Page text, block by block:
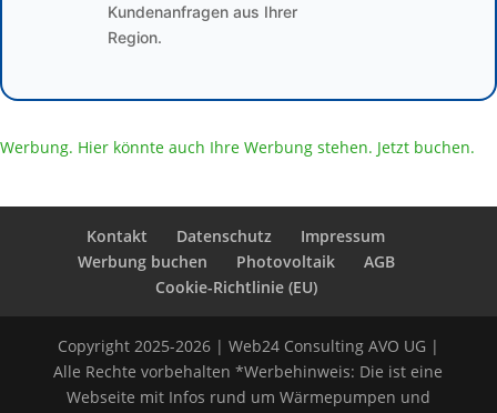
Kundenanfragen aus Ihrer
Region.
Werbung. Hier könnte auch Ihre Werbung stehen. Jetzt buchen.
Kontakt Datenschutz
Impressum
Werbung buchen
Photovoltaik
AGB
Cookie-Richtlinie (EU)
Copyright 2025-2026 | Web24 Consulting AVO UG |
Alle Rechte vorbehalten *Werbehinweis: Die ist eine
Webseite mit Infos rund um Wärmepumpen und